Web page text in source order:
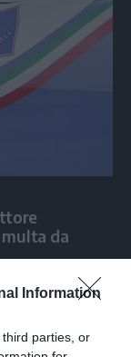
Information
parties, or
da